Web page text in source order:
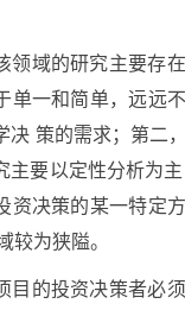
领域的研究主要存
单一和简单，远远
决 策的需求；第二
主要以定性分析为主
资决策的某一特定
较为狭隘。
目的投资决策者必